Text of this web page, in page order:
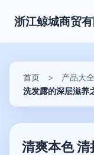
浙江鲸城商贸
首页 > 产品大全
洗发露的深层滋养
清爽本色